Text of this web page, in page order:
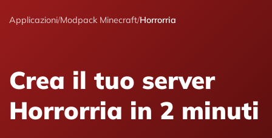
Applicazioni/Modpack Minecraft/Horrorria
Crea il tuo server
Horrorria in 2 minuti